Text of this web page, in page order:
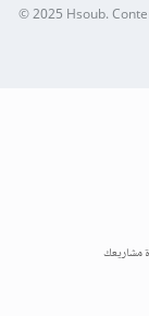
© 2025Hsoub.